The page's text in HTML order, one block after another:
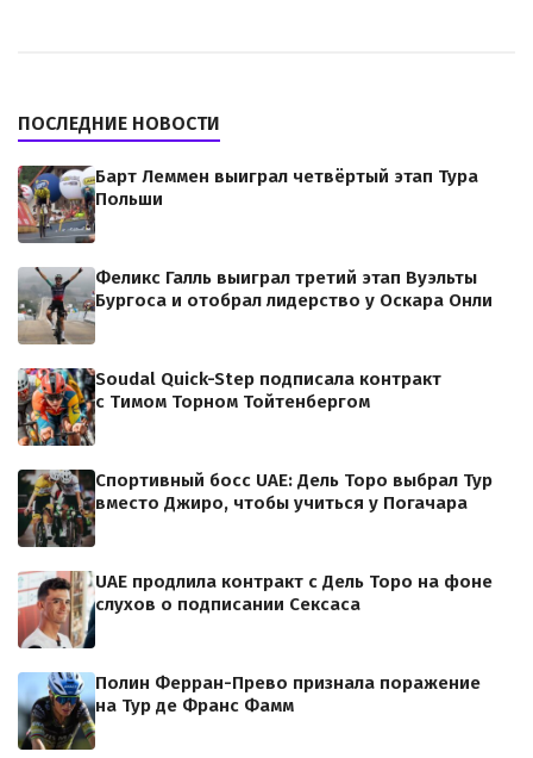
ПОСЛЕДНИЕ НОВОСТИ
Барт Леммен выиграл четвёртый этап Тура
Польши
Феликс Галль выиграл третий этап Вуэльты
Бургоса и отобрал лидерство у Оскара Онли
Soudal Quick-Step подписала контракт
с Тимом Торном Тойтенбергом
Спортивный босс UAE: Дель Торо выбрал Тур
вместо Джиро, чтобы учиться у Погачара
UAE продлила контракт с Дель Торо на фоне
слухов о подписании Сексаса
Полин Ферран-Прево признала поражение
на Тур де Франс Фамм